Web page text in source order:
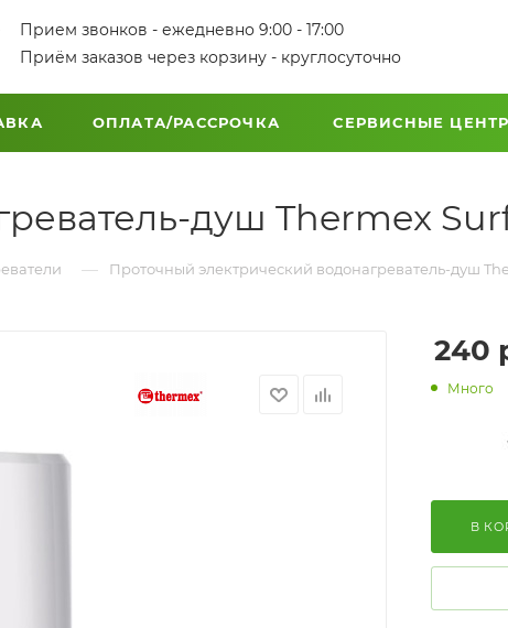
Прием звонков - ежедневно 9:00 - 17:00
Приём заказов через корзину - круглосуточно
ОПЛАТА/РАССРОЧКА СЕРВИСНЫЕ
душ Thermex
— Проточный электрический водонагреватель-душ
240
Много
В